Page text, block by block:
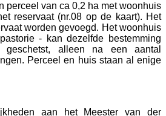
perceel van ca 0,2 ha met woonhuis
reservaat (nr.08 op de kaart). Het
worden gevoegd. Het woonhuis
- kan dezelfde bestemming
geschetst, alleen na een aantal
Perceel en huis staan al enige
aan het Meester van der